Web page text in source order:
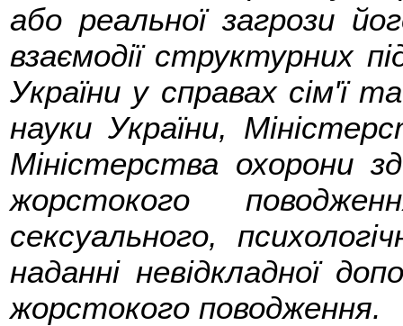
або реальної загрози
взаємодії структурних
України у справах сім'ї
науки України,
Міністерства охорони
жорстокого
сексуального,
наданні невідкладної
жорстокого поводження.